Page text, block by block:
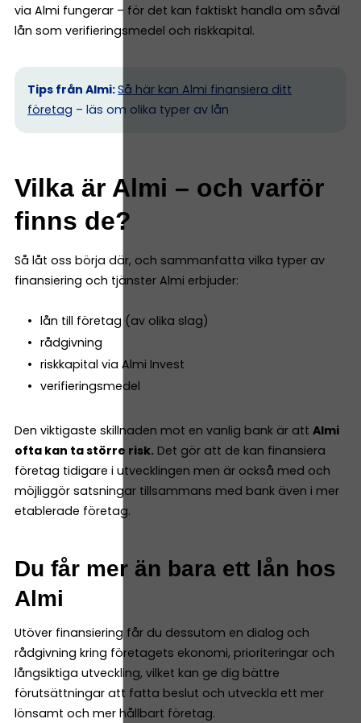
via Almi fungerar – för det kan faktiskt handla om såväl
lån som verifieringsmedel och riskkapital.
Tips från Almi:Så här kan Almi finansiera ditt
företag – läs om olika typer av lån
Vilka är Almi – och varför
finns de?
Så låt oss börja där, och sammanfatta vilka typer av
finansiering och tjänster Almi erbjuder:
lån till företag (av olika slag)
rådgivning
riskkapital via Almi Invest
verifieringsmedel
Den viktigaste skillnaden mot en vanlig bank är att Almi
ofta kan ta större risk. Det gör att de kan finansiera
företag tidigare i utvecklingen men är också med och
möjliggör satsningar tillsammans med bank även i mer
etablerade företag.
Du får mer än bara ett lån hos
Almi
Utöver finansiering får du dessutom en dialog och
rådgivning kring företagets ekonomi, prioriteringar och
långsiktiga utveckling, vilket kan ge dig bättre
förutsättningar att fatta beslut och utveckla ett mer
lönsamt och mer hållbart företag.